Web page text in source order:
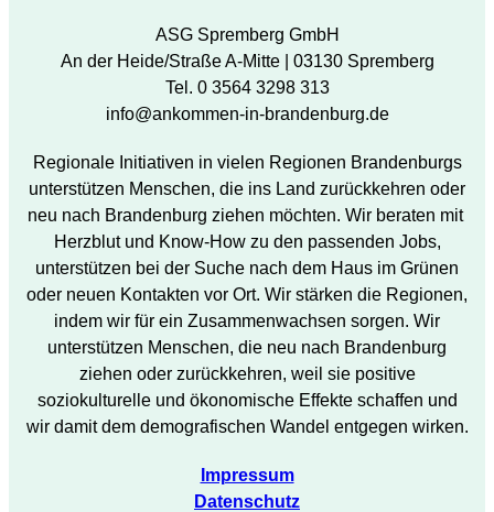
ASG Spremberg GmbH
An der Heide/Straße A-Mitte | 03130 Spremberg
Tel. 0 3564 3298 313
info@ankommen-in-brandenburg.de
Regionale Initiativen in vielen Regionen Brandenburgs
unterstützen Menschen, die ins Land zurückkehren oder
neu nach Brandenburg ziehen möchten. Wir beraten mit
Herzblut und Know-How zu den passenden Jobs,
unterstützen bei der Suche nach dem Haus im Grünen
oder neuen Kontakten vor Ort. Wir stärken die Regionen,
indem wir für ein Zusammenwachsen sorgen. Wir
unterstützen Menschen, die neu nach Brandenburg
ziehen oder zurückkehren, weil sie positive
soziokulturelle und ökonomische Effekte schaffen und
wir damit dem demografischen Wandel entgegen wirken.
Impressum
Datenschutz